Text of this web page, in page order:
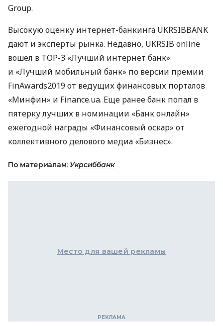
Group.
Высокую оценку интернет-банкинга UKRSIBBANK
дают и эксперты рынка. Недавно, UKRSIB online
вошел в ТОР-3 «Лучший интернет банк»
и «Лучший мобильный банк» по версии премии
FinAwards2019 от ведущих финансовых порталов
«Минфин» и Finance.ua. Еще ранее банк попал в
пятерку лучших в номинации «Банк онлайн»
ежегодной награды «Финансовый оскар» от
коллективного делового медиа «Бизнес».
По материалам: Укрсиббанк
Место для вашей рекламы